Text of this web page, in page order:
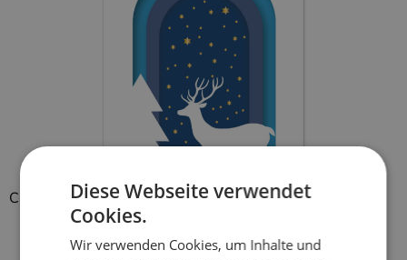
Card PrestigeDiese Webseite verwendet
Cookies.
Wir verwenden Cookies, um Inhalte und